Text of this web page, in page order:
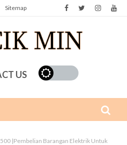
Sitemap
US
|Pembelian Barangan Elektrik Untuk